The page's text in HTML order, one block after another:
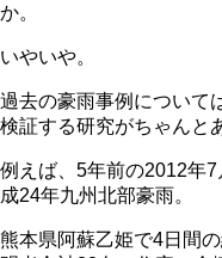
か。
いやいや。
過去の豪雨事例について
検証する研究がちゃんと
例えば、5年前の2012年
成24年九州北部豪雨。
熊本県阿蘇乙姫で4日間